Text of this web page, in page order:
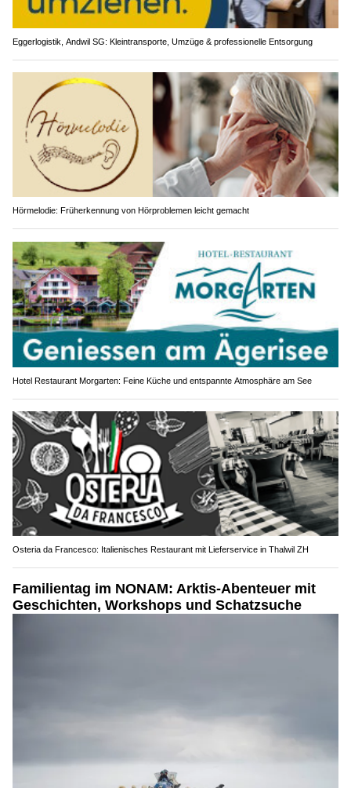
Eggerlogistik, Andwil SG: Kleintransporte, Umzüge & professionelle Entsorgung
Hörmelodie: Früherkennung von Hörproblemen leicht gemacht
Hotel Restaurant Morgarten: Feine Küche und entspannte Atmosphäre am See
Osteria da Francesco: Italienisches Restaurant mit Lieferservice in Thalwil ZH
Familientag im NONAM: Arktis-Abenteuer mit
Geschichten, Workshops und Schatzsuche